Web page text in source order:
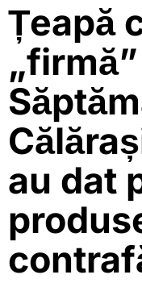
Țeapă
au dat